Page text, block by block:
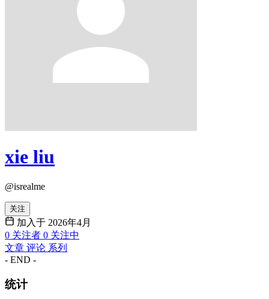
xie liu
@isrealme
关注
加入于 2026年4月
0 关注者 0 关注中
文章 评论 系列
- END -
统计